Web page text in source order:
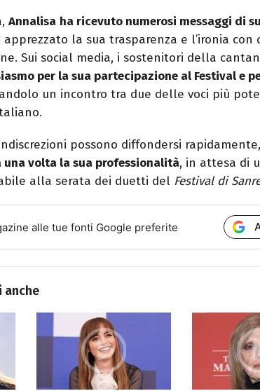
Annalisa ha ricevuto numerosi messaggi di
la sua trasparenza e l’ironia con
Sui social media, i sostenitori della
per la sua partecipazione al Festival e
un incontro tra due delle voci più
possono diffondersi rapidamente,
volta la sua professionalità, in attesa di
alla serata dei duetti del Festival di
alle tue fonti Google preferite
anche